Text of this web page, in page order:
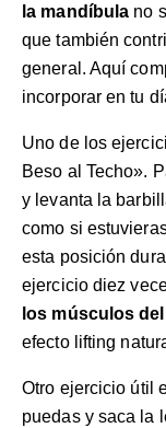
la mandíbula no
que también
general. Aquí
incorporar en tu
Uno de los
Beso al Techo».
y levanta la
como si
esta posición
ejercicio diez
los músculos
efecto lifting
Otro ejercicio útil
puedas y saca la